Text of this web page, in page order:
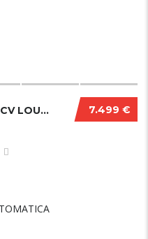
7.499 €
FIAT PANDA 1.3 MULTIJET 95 CV LOUNGE 2017